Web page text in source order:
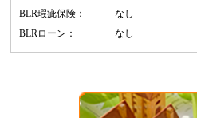
BLR瑕疵保険：
なし
BLRローン：
なし